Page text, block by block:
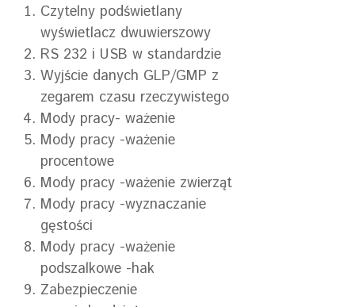
Czytelny podświetlany
wyświetlacz dwuwierszowy
RS 232 i USB w standardzie
Wyjście danych GLP/GMP z
zegarem czasu rzeczywistego
Mody pracy- ważenie
Mody pracy -ważenie
procentowe
Mody pracy -ważenie zwierząt
Mody pracy -wyznaczanie
gęstości
Mody pracy -ważenie
podszalkowe -hak
Zabezpieczenie